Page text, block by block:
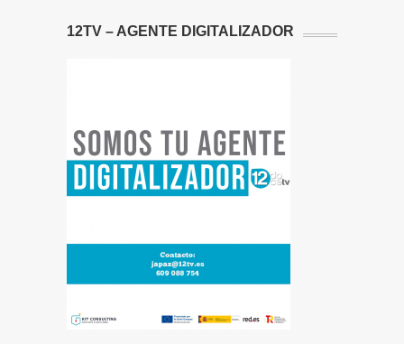
12TV – AGENTE DIGITALIZADOR